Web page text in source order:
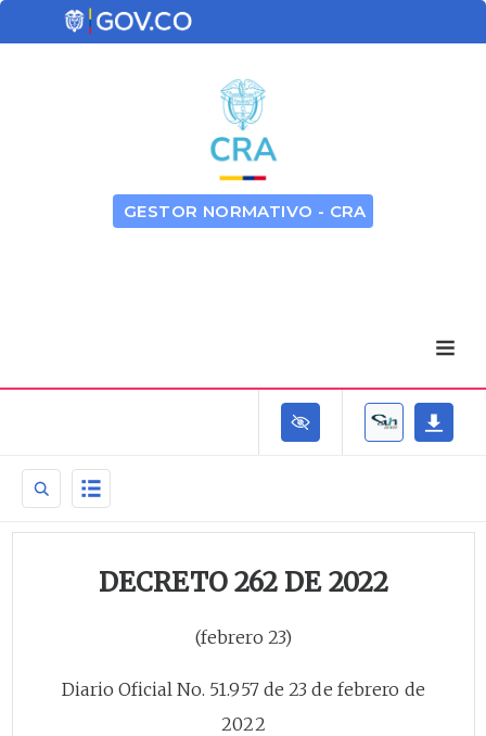
GESTOR NORMATIVO - CRA
DECRETO 262 DE 2022
(febrero 23)
Diario Oficial No. 51.957 de 23 de febrero de
2022